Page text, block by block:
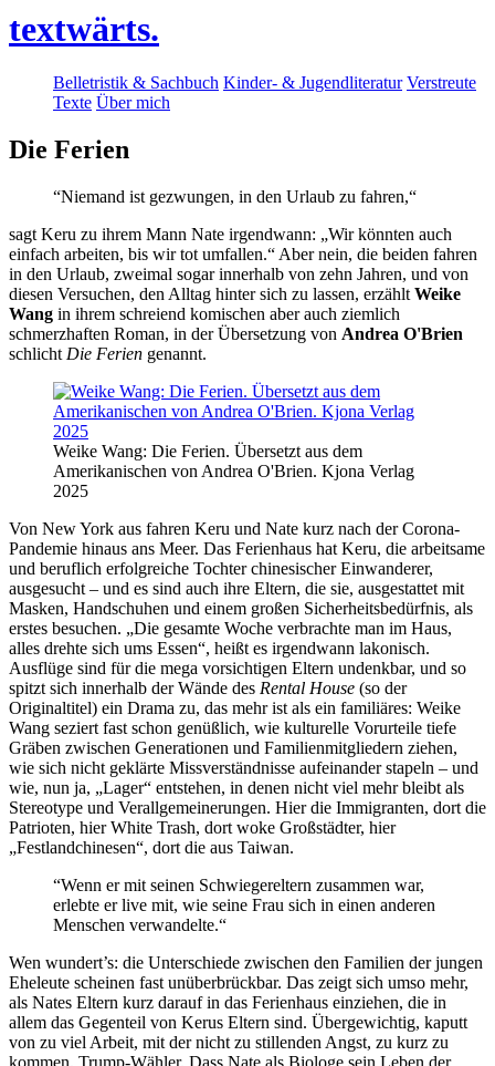
textwärts.
Belletristik & Sachbuch Kinder- & Jugendliteratur Verstreute
Texte Über mich
Die Ferien
“Niemand ist gezwungen, in den Urlaub zu fahren,“
sagt Keru zu ihrem Mann Nate irgendwann: „Wir könnten auch
einfach arbeiten, bis wir tot umfallen.“ Aber nein, die beiden fahren
in den Urlaub, zweimal sogar innerhalb von zehn Jahren, und von
diesen Versuchen, den Alltag hinter sich zu lassen, erzählt Weike
Wang in ihrem schreiend komischen aber auch ziemlich
schmerzhaften Roman, in der Übersetzung von Andrea O'Brien
schlicht Die Ferien genannt.
Weike Wang: Die Ferien. Übersetzt aus dem
Amerikanischen von Andrea O'Brien. Kjona Verlag
2025
Von New York aus fahren Keru und Nate kurz nach der Corona-
Pandemie hinaus ans Meer. Das Ferienhaus hat Keru, die arbeitsame
und beruflich erfolgreiche Tochter chinesischer Einwanderer,
ausgesucht – und es sind auch ihre Eltern, die sie, ausgestattet mit
Masken, Handschuhen und einem großen Sicherheitsbedürfnis, als
erstes besuchen. „Die gesamte Woche verbrachte man im Haus,
alles drehte sich ums Essen“, heißt es irgendwann lakonisch.
Ausflüge sind für die mega vorsichtigen Eltern undenkbar, und so
spitzt sich innerhalb der Wände des Rental House (so der
Originaltitel) ein Drama zu, das mehr ist als ein familiäres: Weike
Wang seziert fast schon genüßlich, wie kulturelle Vorurteile tiefe
Gräben zwischen Generationen und Familienmitgliedern ziehen,
wie sich nicht geklärte Missverständnisse aufeinander stapeln – und
wie, nun ja, „Lager“ entstehen, in denen nicht viel mehr bleibt als
Stereotype und Verallgemeinerungen. Hier die Immigranten, dort die
Patrioten, hier White Trash, dort woke Großstädter, hier
„Festlandchinesen“, dort die aus Taiwan.
“Wenn er mit seinen Schwiegereltern zusammen war,
erlebte er live mit, wie seine Frau sich in einen anderen
Menschen verwandelte.“
Wen wundert’s: die Unterschiede zwischen den Familien der jungen
Eheleute scheinen fast unüberbrückbar. Das zeigt sich umso mehr,
als Nates Eltern kurz darauf in das Ferienhaus einziehen, die in
allem das Gegenteil von Kerus Eltern sind. Übergewichtig, kaputt
von zu viel Arbeit, mit der nicht zu stillenden Angst, zu kurz zu